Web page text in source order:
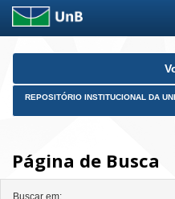
Skip
REPOSITÓRIO INSTITUCIONAL DA
Página de Busca
Buscar em: